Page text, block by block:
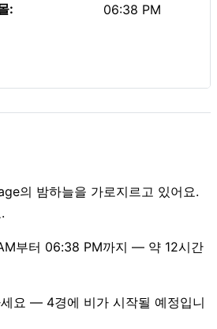
: 06:38 PM
의 밤하늘을 가로지르고 있어요.
부터 06:38 PM까지 — 약 12시간
요 — 4경에 비가 시작될 예정입니